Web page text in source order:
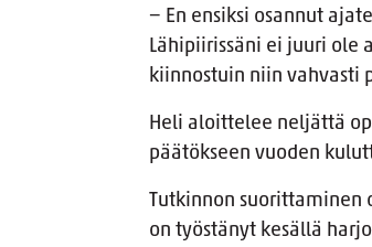
− En ensiksi osannut
Lähipiirissäni ei juuri ole
kiinnostuin niin vahvasti
Heli aloittelee neljättä
päätökseen vuoden
Tutkinnon suorittaminen
on työstänyt kesällä